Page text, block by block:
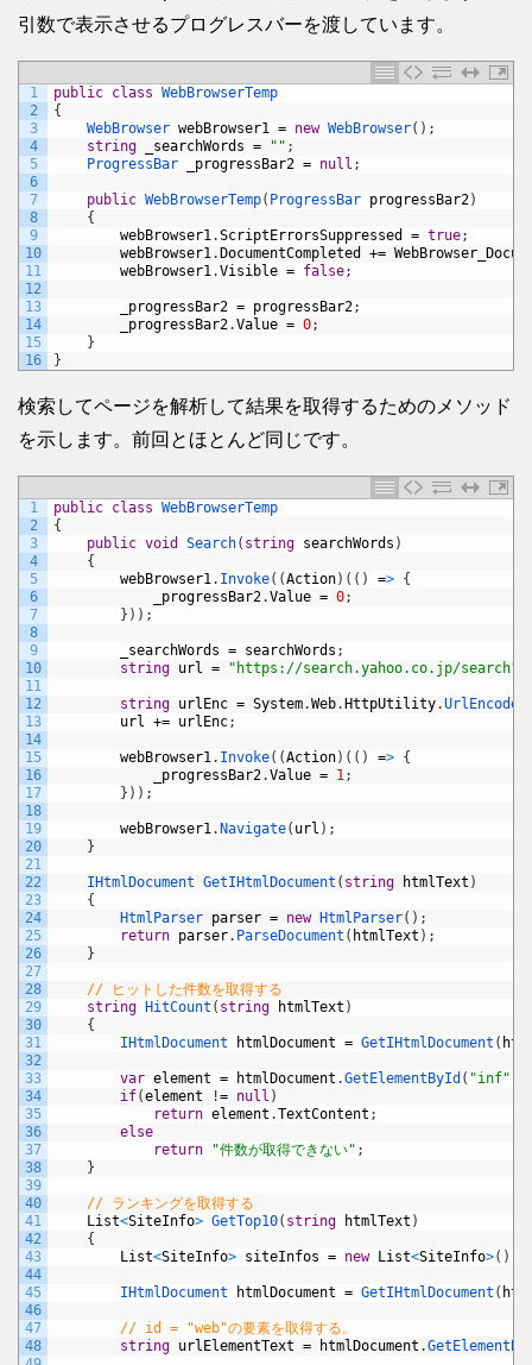
引数で表示させるプログレスバーを渡しています。
1
2
3
4
5
6
7
8
9
10
11
12
13
14
15
16
public class WebBrowserTemp
{
WebBrowser webBrowser1 = new WebBrowser( ) ;
string
_searchWords = "" ;
ProgressBar
_progressBar2 = null ;
public WebBrowserTemp( ProgressBar progressBar2)
{
webBrowser1.ScriptErrorsSuppressed = true;
webBrowser1. DocumentCompleted +=
webBrowser1.Visible = false;
_progressBar2 = progressBar2;
_progressBar2.Value = 0;
}
}
検索してページを解析して結果を取得するためのメソッド
を示します。前回とほとんど同じです。
1
2
3
4
5
6
7
8
9
10
11
12
13
14
15
16
17
18
19
20
21
22
23
24
25
26
27
28
29
30
31
32
33
34
35
36
37
38
39
40
41
42
43
44
45
46
47
48
public class WebBrowserTemp
{
public void Search( string searchWords )
{
webBrowser1. Invoke( (Action) ( ( ) => {
_progressBar2.Value = 0;
} ) ) ;
_searchWords = searchWords ;
string url = "https://search.yahoo.co.jp/
string urlEnc = System.Web. HttpUtility.UrlEncode
url += urlEnc;
webBrowser1. Invoke( (Action) ( ( ) => {
_progressBar2.Value = 1;
} ) ) ;
webBrowser1. Navigate( url ) ;
}
IHtmlDocument GetIHtmlDocument ( string htmlText )
{
HtmlParser parser = new HtmlParser( ) ;
return parser. ParseDocument ( htmlText ) ;
}
// ヒットした件数を取得する
string
HitCount ( string htmlText )
{
IHtmlDocument
htmlDocument = GetIHtmlDocument (
var element = htmlDocument .GetElementById ( "inf"
if(element != null )
return element .TextContent ;
else
return
"件数が取得できない" ;
}
// ランキングを取得する
List<SiteInfo> GetTop10( string htmlText )
{
List<SiteInfo> siteInfos = new List<SiteInfo>( )
IHtmlDocument htmlDocument = GetIHtmlDocument (
// id = "web"の要素を取得する。
string urlElementText = htmlDocument .